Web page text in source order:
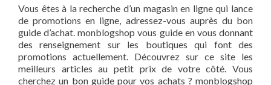
Vous êtes à la recherche d’un magasin en ligne qui lance
de promotions en ligne, adressez-vous auprès du bon
guide d’achat. monblogshop vous guide en vous donnant
des renseignement sur les boutiques qui font des
promotions actuellement. Découvrez sur ce site les
meilleurs articles au petit prix de votre côté. Vous
cherchez un bon guide pour vos achats ? monblogshop